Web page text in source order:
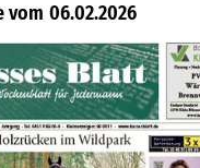
06.02.2026